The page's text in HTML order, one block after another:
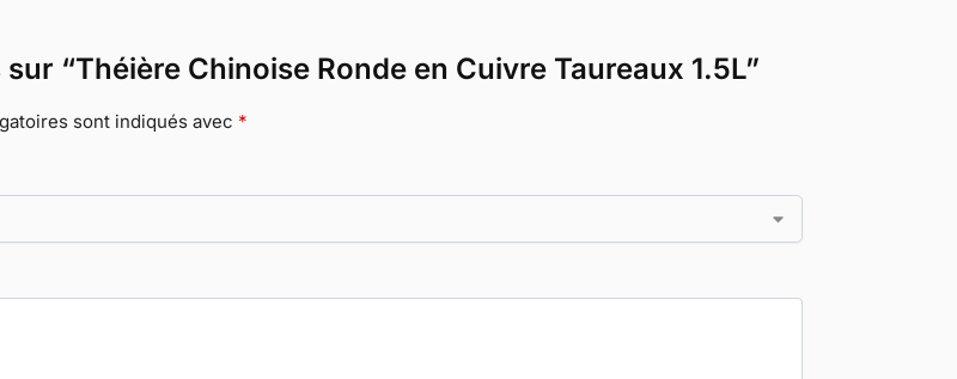
“Théière Chinoise Ronde en Cuivre Taureaux 1.5L”
sont indiqués avec *